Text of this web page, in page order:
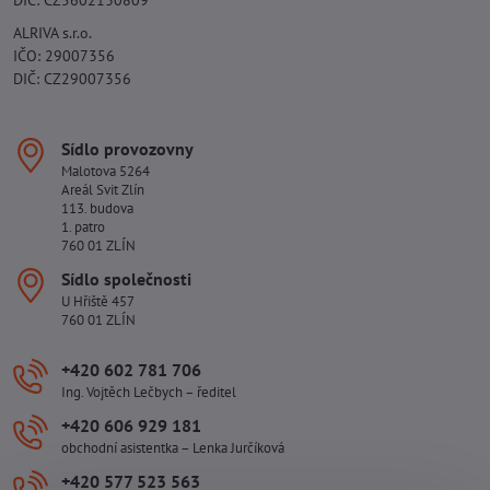
ALRIVA s.r.o.
IČO: 29007356
DIČ: CZ29007356
Sídlo provozovny
Malotova 5264
Areál Svit Zlín
113. budova
1. patro
760 01 ZLÍN
Sídlo společnosti
U Hřiště 457
760 01 ZLÍN
+420 602 781 706
Ing. Vojtěch Lečbych – ředitel
+420 606 929 181
obchodní asistentka – Lenka Jurčíková
+420 577 523 563